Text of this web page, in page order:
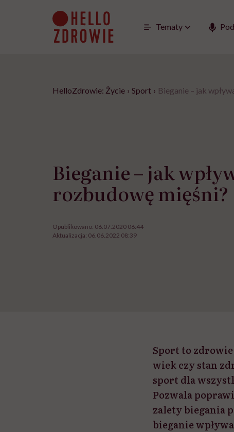
Tematy
HelloZdrowie: Życie › Sport › Bieganie – jak
Bieganie – jak
rozbudowę mięśni?
Opublikowano: 06.07.2020 06:44
Aktualizacja: 06.06.2022 08:39
Sport to
wiek czy stan
sport dla
Pozwala
zalety biegania
bieganie